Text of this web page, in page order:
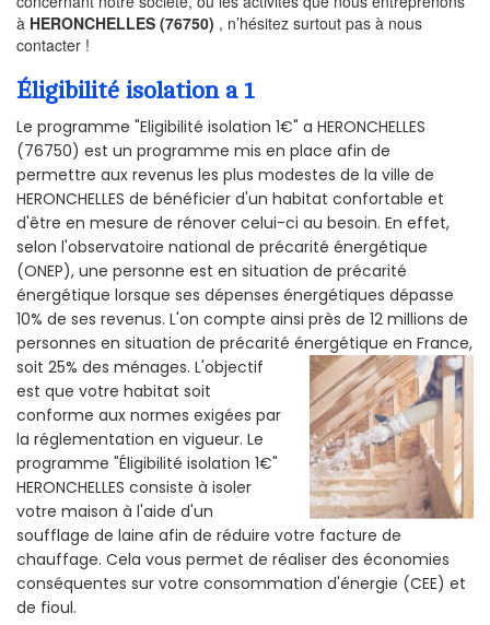
à HERONCHELLES (76750) , n’hésitez surtout pas à nous
contacter !
Éligibilité isolation a 1
Le programme "Eligibilité isolation 1€" a HERONCHELLES
(76750) est un programme mis en place afin de
permettre aux revenus les plus modestes de la ville de
HERONCHELLES de bénéficier d'un habitat confortable et
d'être en mesure de rénover celui-ci au besoin. En effet,
selon l'observatoire national de précarité énergétique
(ONEP), une personne est en situation de précarité
énergétique lorsque ses dépenses énergétiques dépasse
10% de ses revenus. L'on compte ainsi près de 12 millions de
personnes en situation de précarité énergétique en France,
soit 25% des ménages. L'objectif
est que votre habitat soit
conforme aux normes exigées par
la réglementation en vigueur. Le
programme "Éligibilité isolation 1€"
HERONCHELLES consiste à isoler
votre maison à l'aide d'un
soufflage de laine afin de réduire votre facture de
chauffage. Cela vous permet de réaliser des économies
conséquentes sur votre consommation d'énergie (CEE) et
de fioul.